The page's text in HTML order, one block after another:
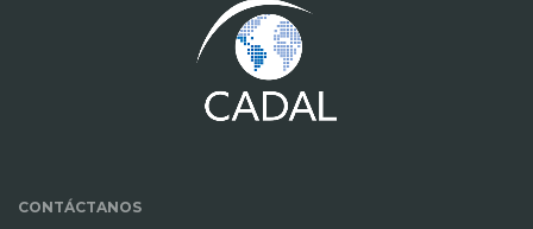
CONTÁCTANOS